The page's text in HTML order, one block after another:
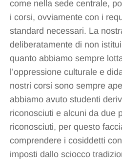
come nella sede centrale,
i corsi, ovviamente con i
standard necessari. La
deliberatamente di non
quanto abbiamo sempre
l’oppressione culturale e
nostri corsi sono sempre
abbiamo avuto studenti
riconosciuti e alcuni da due
riconosciuti, per questo
comprendere i cosiddetti
imposti dallo sciocco